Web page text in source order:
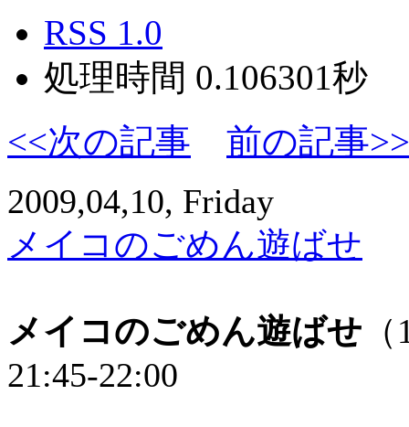
RSS 1.0
処理時間 0.106301秒
<<次の記事
前の記事>>
2009,04,10, Friday
メイコのごめん遊ばせ
メイコのごめん遊ばせ
21:45-22:00